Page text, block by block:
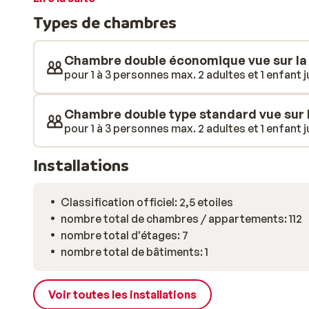
piscine ou savourez un moment de détente sur votre
pataugeoire dédiée, et si une petite faim se fait
piscine vous accueillent pour un encas ou une
ou en famille, l’hôtel Folías San Agustín vous permet
tout à portée de main.
Types de chambres
Chambre double économique vue sur
pour 1 à 3 personnes max. 2 adultes et 1 enfant
Chambre double type standard vue
pour 1 à 3 personnes max. 2 adultes et 1 enfant
Installations
Classification officiel: 2,5 etoiles
nombre total de chambres / appartements: 112
nombre total d'étages: 7
nombre total de bâtiments: 1
Voir toutes les installations